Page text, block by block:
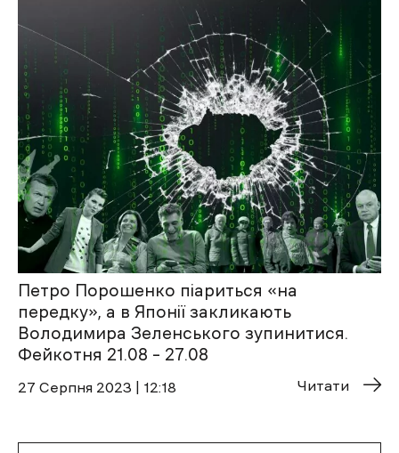
Петро Порошенко піариться «на
передку», а в Японії закликають
Володимира Зеленського зупинитися.
Фейкотня 21.08 – 27.08
27 Cерпня 2023 | 12:18 Читати